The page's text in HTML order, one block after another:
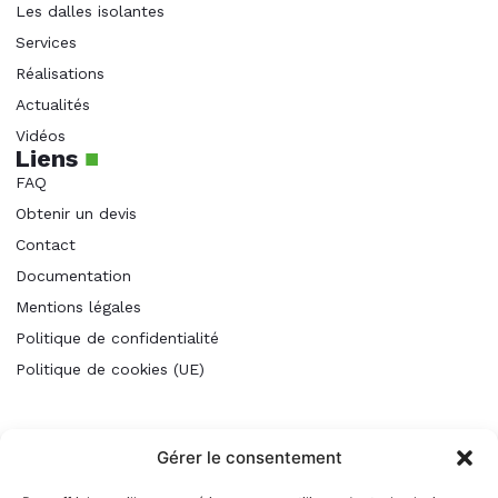
Gérer le consentement
Les dalles isolantes
Services
Réalisations
Actualités
Vidéos
Liens ■
FAQ
Obtenir un devis
Contact
Documentation
Mentions légales
Politique de confidentialité
Politique de cookies (UE)